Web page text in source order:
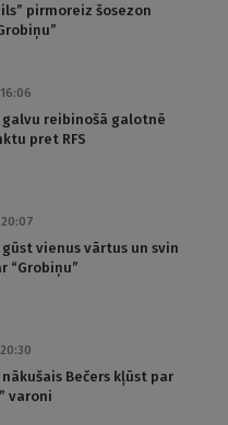
pirmoreiz šosezon
galvu reibinošā galotnē
pret RFS
gūst vienus vārtus un svin
“Grobiņu”
Bečers kļūst par
varoni